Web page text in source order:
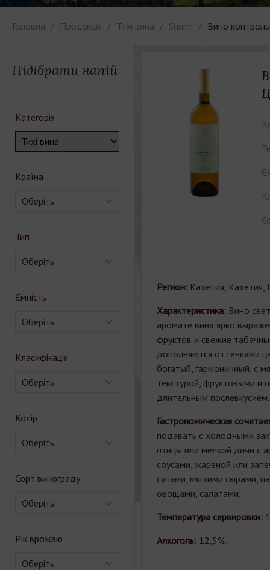
Головна Продукція Тихі вина Shumi Вино
Підібрати напій
Категорія
Країна
Оберіть
Тип
Оберіть
Ємність
Оберіть
Класифікація
Оберіть
Колір
Оберіть
Сорт винограду
Оберіть
Рік врожаю
Оберіть
Регион: Кахетия, Кахетия,
Характеристика: Вино
аромате вина ярко
фруктов и свежие
дополняются оттенками
богатый, гармоничный, с
текстурой, фруктовыми и
длительным послевкусием.
Гастрономическая
подавать с холодными
птицы или мелкой дичи с
соусами, жареной или
супами, мягкими сырами,
овощами, салатами.
Температура сервировки:
Алкоголь: 12,5%.